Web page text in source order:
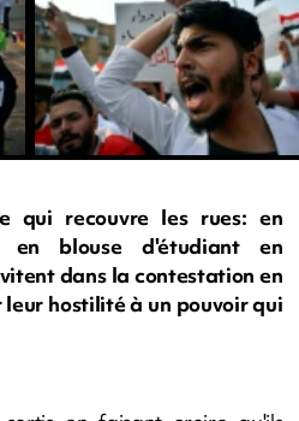
qui recouvre les rues: en
en blouse d'étudiant en
dans la contestation en
hostilité à un pouvoir qui